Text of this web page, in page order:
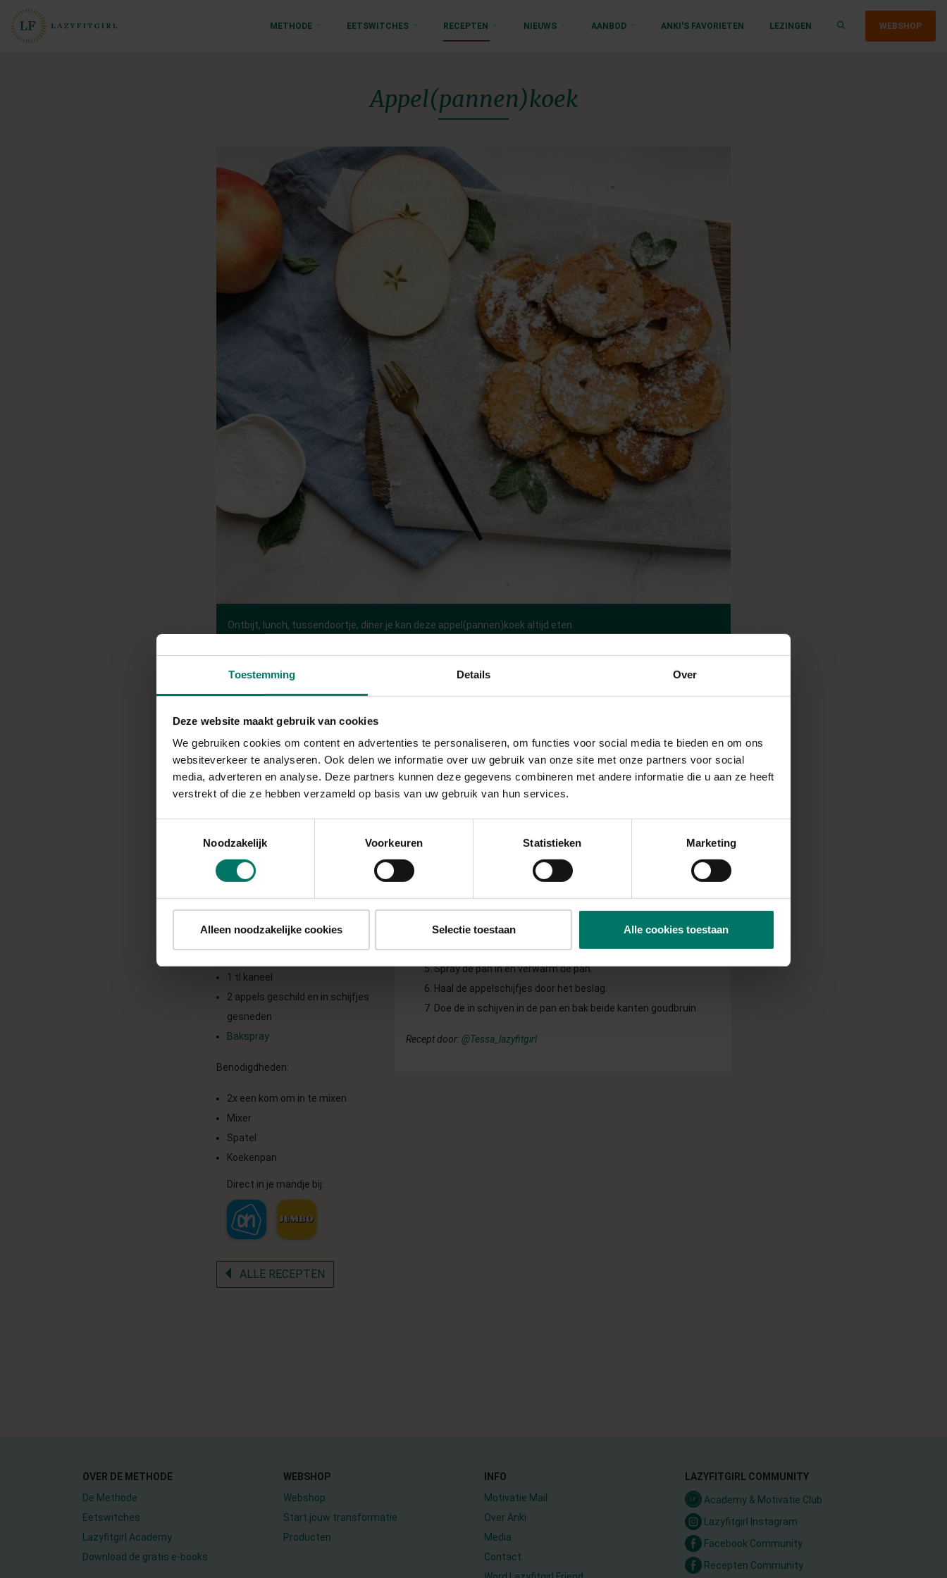
Toestemming Details Over
Deze website maakt gebruik van cookies
We gebruiken cookies om content en advertenties te personaliseren, om functies voor social media te bieden en om ons
websiteverkeer te analyseren. Ook delen we informatie over uw gebruik van onze site met onze partners voor social
media, adverteren en analyse. Deze partners kunnen deze gegevens combineren met andere informatie die u aan ze heeft
verstrekt of die ze hebben verzameld op basis van uw gebruik van hun services.
Noodzakelijk
Voorkeuren Statistieken Marketing
Alleen noodzakelijke cookies Selectie toestaan Alle cookies toestaan
METHODE EETSWITCHES RECEPTEN NIEUWS AANBOD ANKI'S FAVORIETEN LEZINGEN WEBSHOP
Appel(pannen)koek
Ontbijt, lunch, tussendoortje, diner je kan deze appel(pannen)koek altijd eten.
Bereidingstijd: 30 min
INGREDIËNTEN
Recept voor 2 appels Ingrediënten:
2 eieren
Snufje zout
30 grhoningvervanger
stevia drops vanille
60ml ongezoete (amandel)melk
40 gr volkorenmeel
1 tl kaneel
2 appels geschild en in schijfjes
gesneden
Bakspray
Benodigdheden:
2x een kom om in te mixen
Mixer
Spatel
Koekenpan
Direct in je mandje bij:
BEREIDING
Bereiding:
Voeg bij de eierdooiers de honingvervanger en eventueel de
vanille drops en klopt het +/- 4 min op
spatel het door het beslag.
Spatel nu voorzichtig de opgeklopte eiwit door het beslag, hou
het luchtig.
Spray de pan in en verwarm de pan.
Haal de appelschijfjes door het beslag.
Doe de in schijven in de pan en bak beide kanten goudbruin.
Recept door:@Tessa_lazyfitgirl
ALLE RECEPTEN
OVER DE METHODE
De Methode
Eetswitches
Lazyfitgirl Academy
Download de gratis e-books
WEBSHOP
Webshop
Start jouw transformatie
Producten
INFO
Motivatie Mail
Over Anki
Media
Contact
LAZYFITGIRL COMMUNITY
Academy & Motivatie Club
Lazyfitgirl Instagram
Facebook Community
Recepten Community